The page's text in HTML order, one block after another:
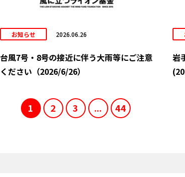
お知らせ 2026.06.26
台風7号・8号の接近に伴う大雨等にご注意
ください（2026/6/26）
岩
1 2 3 ... 44